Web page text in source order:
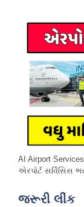
AI Airport
એરપોર્ટ સર્વિસિસ
જરૂરી લીંક